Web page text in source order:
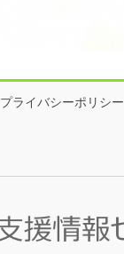
プライバシーポリシー